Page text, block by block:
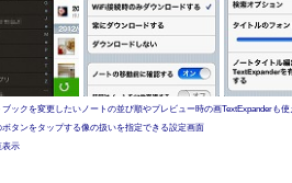
ックを変更したい
タンをタップする
表示
ノートの並び順やプレビュー時の画
像の扱いを指定できる設定画面
TextExpanderも使